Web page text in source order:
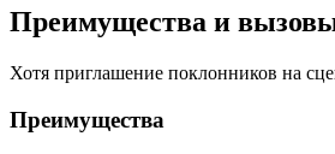
Преимущества и
Хотя приглашение поклонников на
Преимущества